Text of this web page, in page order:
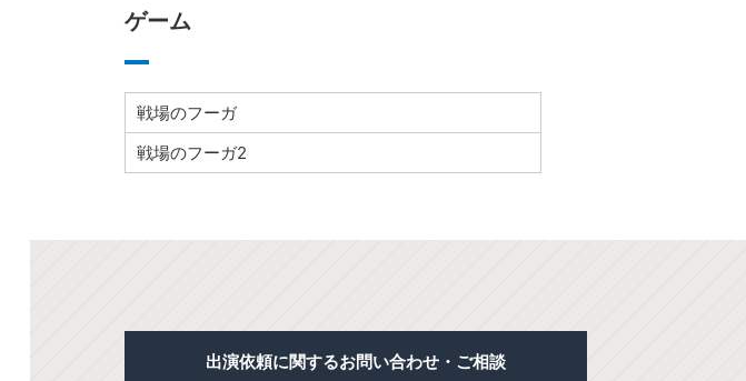
ゲーム
戦場のフーガ
戦場のフーガ2
出演依頼に関するお問い合わせ・ご相談